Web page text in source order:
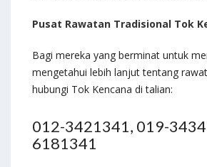
Pusat Rawatan Tradisional Tok
Bagi mereka yang berminat untuk
mengetahui lebih lanjut tentang
hubungi Tok Kencana di talian:
012-3421341, 019-
6181341